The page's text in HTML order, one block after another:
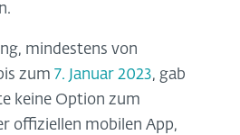
mindestens von
zum 7. Januar 2023, gab
keine Option zum
offiziellen mobilen App,